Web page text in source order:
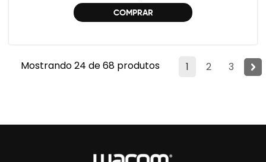
COMPRAR
1 2 3
Mostrando 24 de 68 produtos